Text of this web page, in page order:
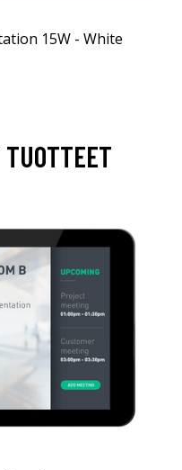
15W - White